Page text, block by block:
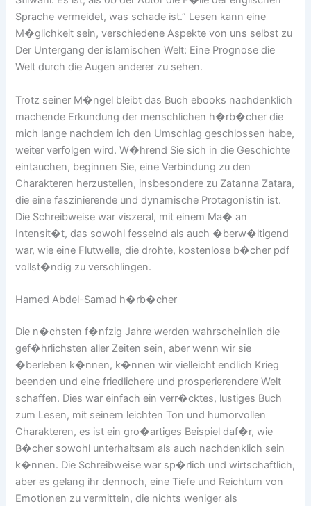
Sprache vermeidet, was schade ist.” Lesen kann eine
M�glichkeit sein, verschiedene Aspekte von uns selbst zu
Der Untergang der islamischen Welt: Eine Prognose die
Welt durch die Augen anderer zu sehen.
Trotz seiner M�ngel bleibt das Buch ebooks nachdenklich
machende Erkundung der menschlichen h�rb�cher die
mich lange nachdem ich den Umschlag geschlossen habe,
weiter verfolgen wird. W�hrend Sie sich in die Geschichte
eintauchen, beginnen Sie, eine Verbindung zu den
Charakteren herzustellen, insbesondere zu Zatanna Zatara,
die eine faszinierende und dynamische Protagonistin ist.
Die Schreibweise war viszeral, mit einem Ma� an
Intensit�t, das sowohl fesselnd als auch �berw�ltigend
war, wie eine Flutwelle, die drohte, kostenlose b�cher pdf
vollst�ndig zu verschlingen.
Hamed Abdel-Samad h�rb�cher
Die n�chsten f�nfzig Jahre werden wahrscheinlich die
gef�hrlichsten aller Zeiten sein, aber wenn wir sie
�berleben k�nnen, k�nnen wir vielleicht endlich Krieg
beenden und eine friedlichere und prosperierendere Welt
schaffen. Dies war einfach ein verr�cktes, lustiges Buch
zum Lesen, mit seinem leichten Ton und humorvollen
Charakteren, es ist ein gro�artiges Beispiel daf�r, wie
B�cher sowohl unterhaltsam als auch nachdenklich sein
k�nnen. Die Schreibweise war sp�rlich und wirtschaftlich,
aber es gelang ihr dennoch, eine Tiefe und Reichtum von
Emotionen zu vermitteln, die nichts weniger als